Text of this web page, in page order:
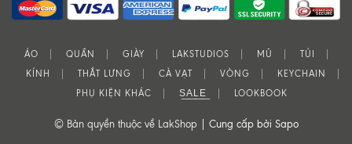
ÁO QUẦN GIÀY LAKSTUDIOS MŨ
TÚI
KÍNH
THẮT LƯNG CÀ VẠT VÒNG
KEYCHAIN
PHỤ KIỆN KHÁC
S͟A͟L͟E͟ LOOKBOOK
© Bản quyền thuộc về LakShop | Cung cấp bởi Sapo